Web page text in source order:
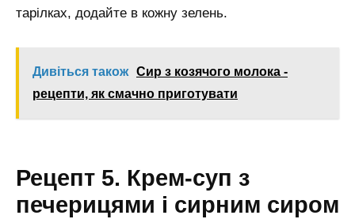
тарілках, додайте в кожну зелень.
Дивіться також Сир з козячого молока -
рецепти, як смачно приготувати
Рецепт 5. Крем-суп з
печерицями і сирним сиром